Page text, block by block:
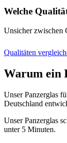
Welche
Unsicher zwischen
Qualitäten
Warum ein
Unser Panzerglas
Deutschland
Unser Panzerglas
unter 5 Minuten.